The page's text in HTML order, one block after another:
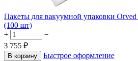
Пакеты для вакуумной упаковки
(100 шт)
+
−
3 755 ₽
В корзину
Быстрое оформление